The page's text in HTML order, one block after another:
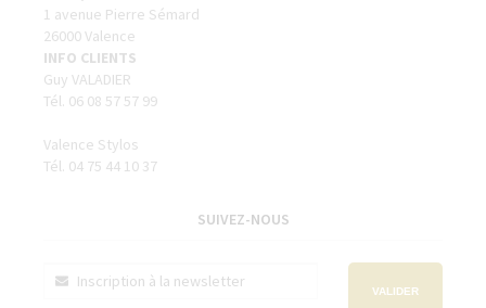
1 avenue Pierre Sémard
26000 Valence
INFO CLIENTS
Guy VALADIER
Tél. 06 08 57 57 99
Valence Stylos
Tél. 04 75 44 10 37
SUIVEZ-NOUS
VALIDER